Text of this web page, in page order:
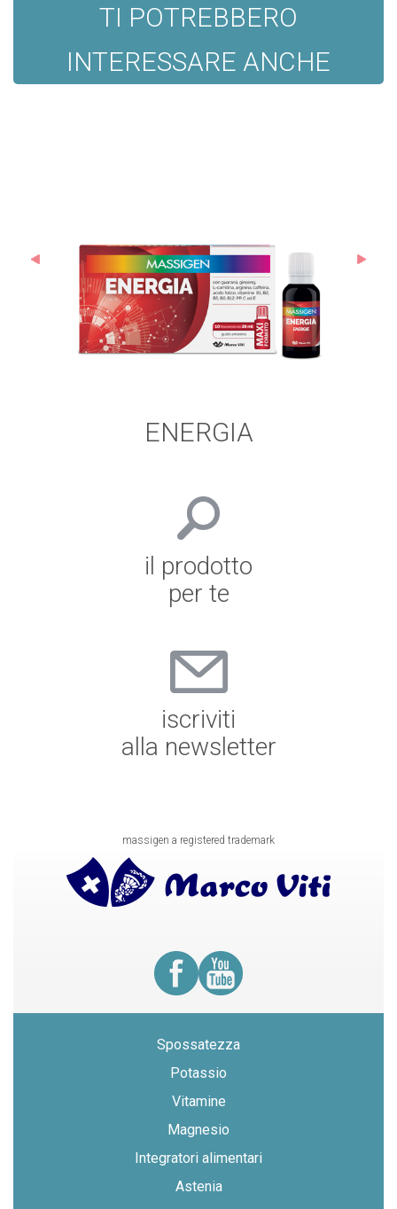
TI POTREBBERO
INTERESSARE ANCHE
ENERGIA
il prodotto
per te
iscriviti
alla newsletter
massigen a registered trademark
Spossatezza
Potassio
Vitamine
Magnesio
Integratori alimentari
Astenia